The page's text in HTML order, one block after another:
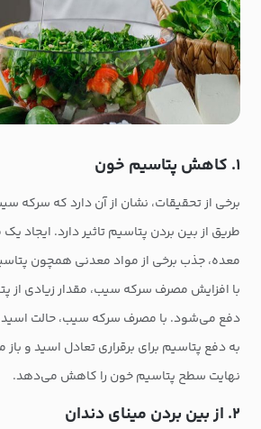
۱. کاهش پتاسیم خون
برخی از تحقیقات، نشان از آن دارد که سرکه
طریق از بین بردن پتاسیم تاثیر دارد. ایجاد
معده، جذب برخی از مواد معدنی همچون
با افزایش مصرف سرکه سیب، مقدار زیادی از
دفع می‌شود. با مصرف سرکه سیب، حالت اسیدی
به دفع پتاسیم برای برقراری تعادل اسید و
نهایت سطح پتاسیم خون را کاهش می‌دهد.
۲. از بین بردن مینای دندان